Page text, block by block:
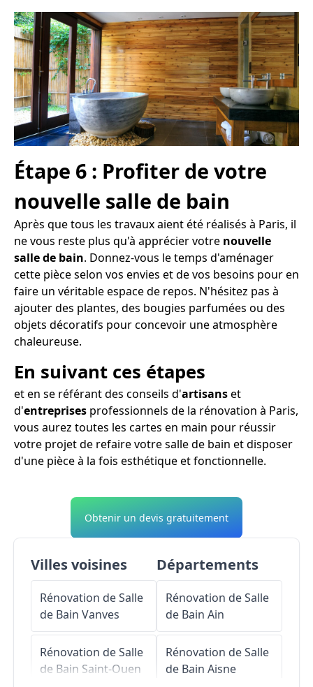
Étape 6 : Profiter de votre
nouvelle salle de bain
Après que tous les travaux aient été réalisés à Paris, il
ne vous reste plus qu'à apprécier votre nouvelle
salle de bain. Donnez-vous le temps d'aménager
cette pièce selon vos envies et de vos besoins pour en
faire un véritable espace de repos. N'hésitez pas à
ajouter des plantes, des bougies parfumées ou des
objets décoratifs pour concevoir une atmosphère
chaleureuse.
En suivant ces étapes
et en se référant des conseils d'artisanset
d'entreprises professionnels de la rénovation à Paris,
vous aurez toutes les cartes en main pour réussir
votre projet de refaire votre salle de bain et disposer
d'une pièce à la fois esthétique et fonctionnelle.
Obtenir un devis gratuitement
Villes voisines
Rénovation de Salle
de Bain Vanves
Rénovation de Salle
de Bain Saint-Ouen
Départements
Rénovation de Salle
de Bain Ain
Rénovation de Salle
de Bain Aisne